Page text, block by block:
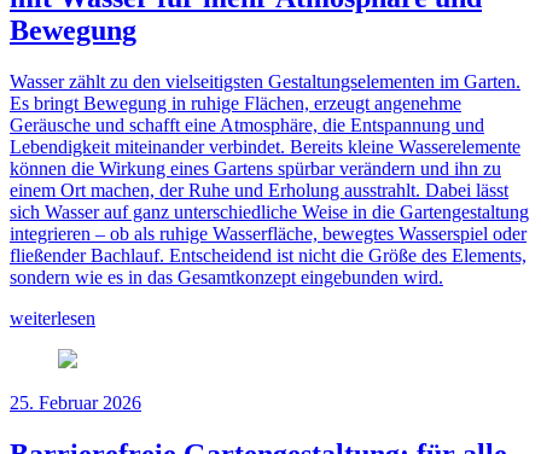
Bewegung
Wasser zählt zu den vielseitigsten Gestaltungselementen im Garten.
Es bringt Bewegung in ruhige Flächen, erzeugt angenehme
Geräusche und schafft eine Atmosphäre, die Entspannung und
Lebendigkeit miteinander verbindet. Bereits kleine Wasserelemente
können die Wirkung eines Gartens spürbar verändern und ihn zu
einem Ort machen, der Ruhe und Erholung ausstrahlt. Dabei lässt
sich Wasser auf ganz unterschiedliche Weise in die Gartengestaltung
integrieren – ob als ruhige Wasserfläche, bewegtes Wasserspiel oder
fließender Bachlauf. Entscheidend ist nicht die Größe des Elements,
sondern wie es in das Gesamtkonzept eingebunden wird.
weiterlesen
25. Februar 2026